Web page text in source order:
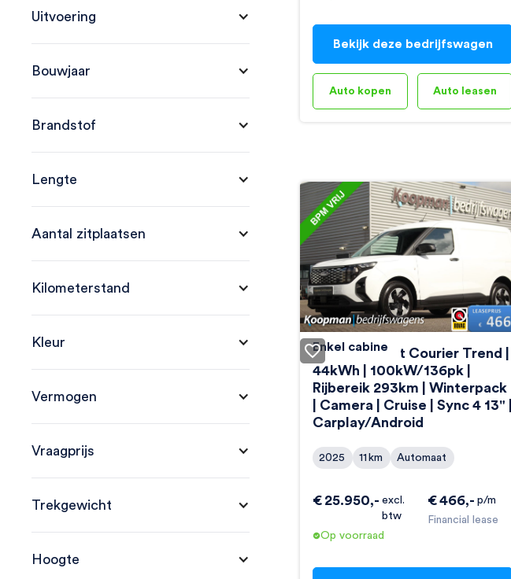
Uitvoering
Bouwjaar
Brandstof
Lengte
Aantal zitplaatsen
Kilometerstand
Kleur
Vermogen
Vraagprijs
Trekgewicht
Hoogte
Bekijk deze bedrijfswagen
Auto kopen Auto leasen
Enkel cabine
Ford E-Transit Courier Trend |
44kWh | 100kW/136pk |
Rijbereik 293km | Winterpack
| Camera | Cruise | Sync 4 13" |
Carplay/Android
2025 11 km Automaat
€466,- p/m
Financial lease
€ 25.950,- excl.
btw
Op voorraad